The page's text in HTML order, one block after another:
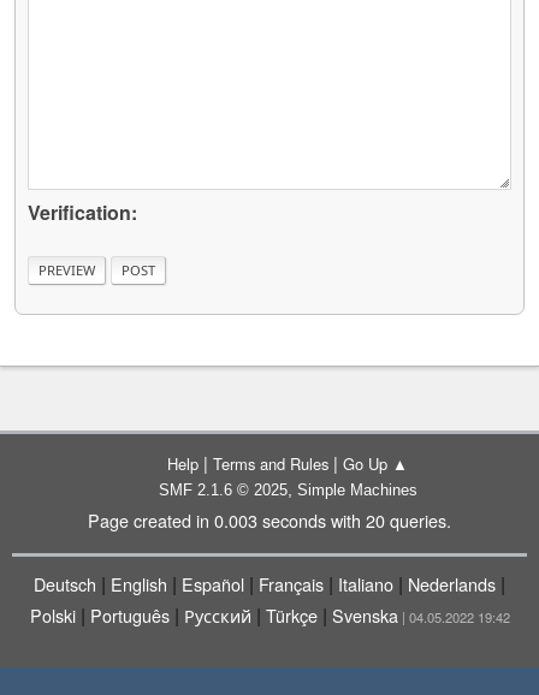
Verification:
Help | Terms and Rules | Go Up ▲
SMF 2.1.6 © 2025, Simple Machines
Page created in 0.003 seconds with 20 queries.
Deutsch | English | Español | Français | Italiano | Nederlands |
Polski| Português| Русский | Türkçe| Svenska | 04.05.2022 19:42